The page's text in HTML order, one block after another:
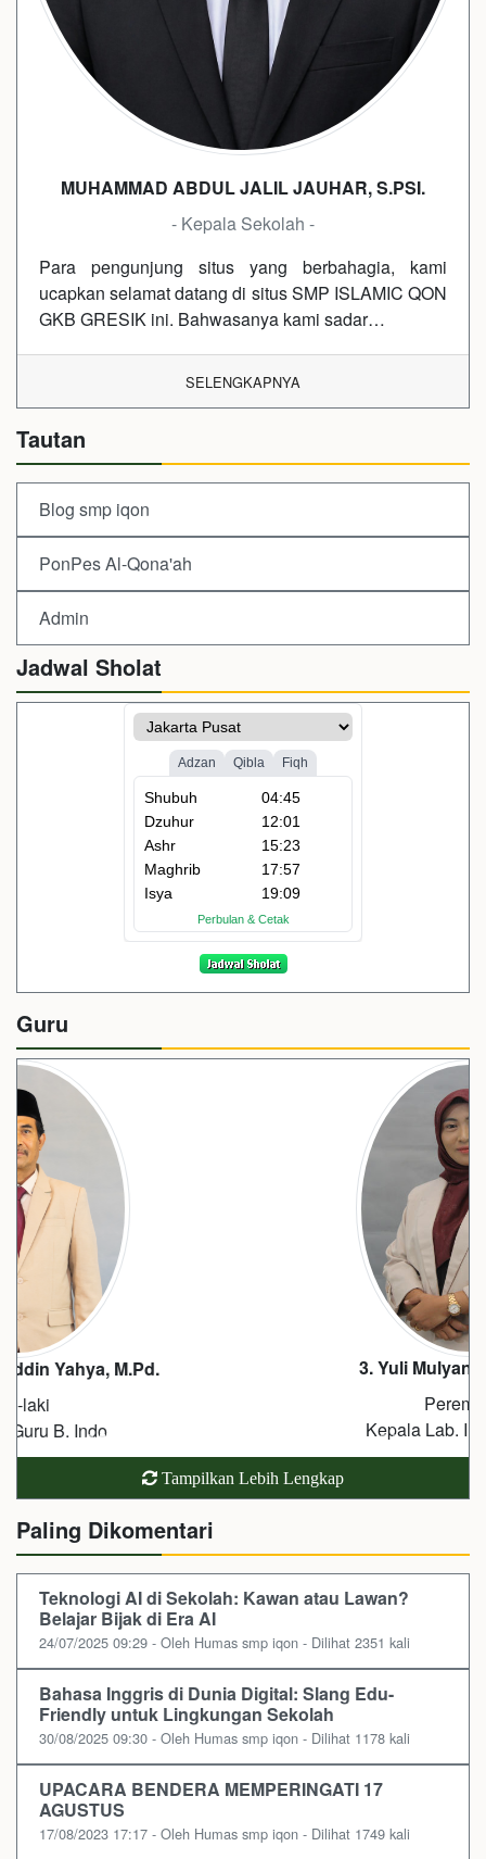
MUHAMMAD ABDUL JALIL JAUHAR, S.PSI.
- Kepala Sekolah -
Para pengunjung situs yang berbahagia, kami
ucapkan selamat datang di situs SMP ISLAMIC QON
GKB GRESIK ini. Bahwasanya kami sadar…
SELENGKAPNYA
Tautan
Blog smp iqon
PonPes Al-Qona'ah
Admin
Jadwal Sholat
Guru
3. Yuli Mulyaningtias, S.Pd.
Tampilkan Lebih Lengkap
Paling Dikomentari
Teknologi AI di Sekolah: Kawan atau Lawan?
Belajar Bijak di Era AI
24/07/2025 09:29 - Oleh Humas smp iqon - Dilihat 2351 kali
Bahasa Inggris di Dunia Digital: Slang Edu-
Friendly untuk Lingkungan Sekolah
30/08/2025 09:30 - Oleh Humas smp iqon - Dilihat 1178 kali
UPACARA BENDERA MEMPERINGATI 17
AGUSTUS
17/08/2023 17:17 - Oleh Humas smp iqon - Dilihat 1749 kali